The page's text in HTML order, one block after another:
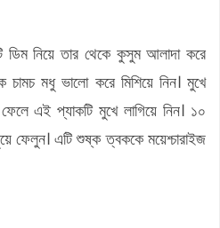
নিয়ে তার থেকে কুসুম আলাদা করে
মধু ভালো করে মিশিয়ে নিন। মুখে
এই প্যাকটি মুখে লাগিয়ে নিন। ১০
ফেলুন। এটি শুষ্ক ত্বককে ময়েশ্চারাইজ